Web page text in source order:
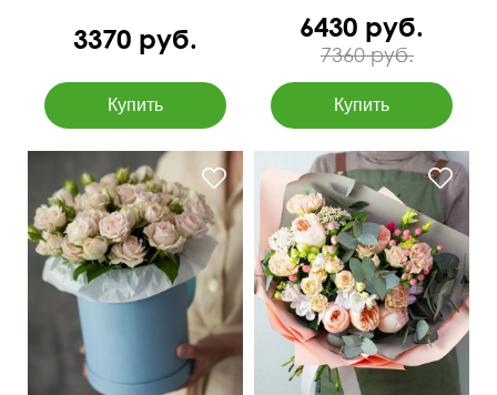
3370 руб. 6430 руб.
7360 руб.
Оформление тишью
бумагой
Композиция из премиум
цветов